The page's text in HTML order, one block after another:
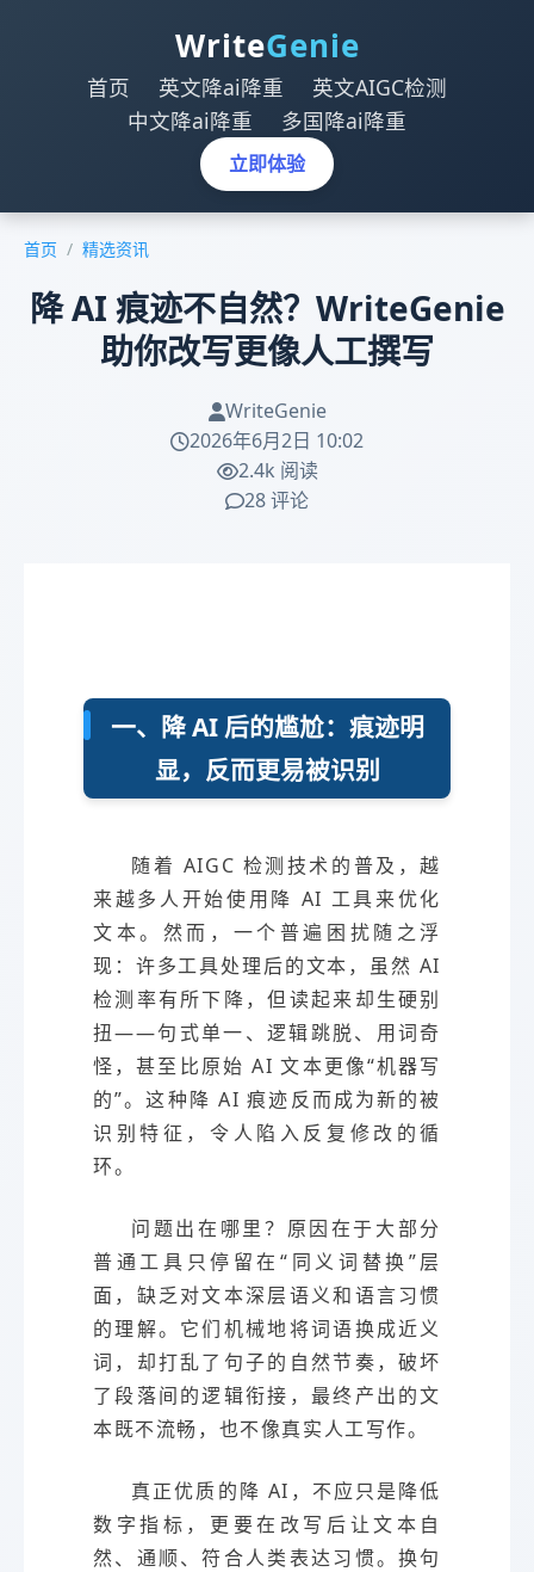
WriteGenie
首页 英文降ai降重
英文AIGC检测
中文降ai降重
多国降ai降重
立即体验
首页 / 精选资讯
降 AI 痕迹不自然？WriteGenie
助你改写更像人工撰写
WriteGenie
2026年6月2日 10:02
2.4k 阅读
28 评论
一、降 AI 后的尴尬：痕迹明
显，反而更易被识别
随着 AIGC 检测技术的普及，越
来越多人开始使用降 AI 工具来优化
文本。然而，一个普遍困扰随之浮
现：许多工具处理后的文本，虽然 AI
检测率有所下降，但读起来却生硬别
扭——句式单一、逻辑跳脱、用词奇
怪，甚至比原始 AI 文本更像“机器写
的”。这种降 AI 痕迹反而成为新的被
识别特征，令人陷入反复修改的循
环。
问题出在哪里？原因在于大部分
普通工具只停留在“同义词替换”层
面，缺乏对文本深层语义和语言习惯
的理解。它们机械地将词语换成近义
词，却打乱了句子的自然节奏，破坏
了段落间的逻辑衔接，最终产出的文
本既不流畅，也不像真实人工写作。
真正优质的降 AI，不应只是降低
数字指标，更要在改写后让文本自
然、通顺、符合人类表达习惯。换句